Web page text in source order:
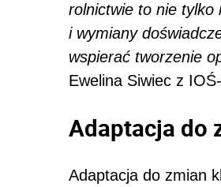
rolnictwie to nie tylko
i wymiany
wspierać tworzenie
Ewelina Siwiec z
Adaptacja do
Adaptacja do zmian